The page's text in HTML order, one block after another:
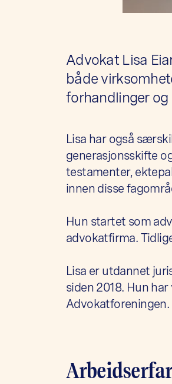
Advokat Lisa
både
forhandlinger
Lisa har også
generasjonsskifte
testamenter,
innen disse
Hun startet som
advokatfirma.
Lisa er utdannet
siden 2018. Hun
Advokatforeningen.